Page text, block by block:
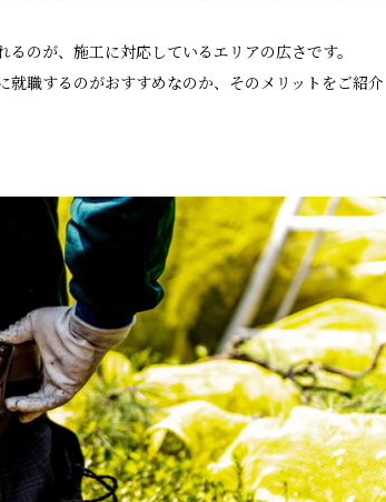
のが、施工に対応しているエリアの広さです。
職するのがおすすめなのか、そのメリットをご紹介